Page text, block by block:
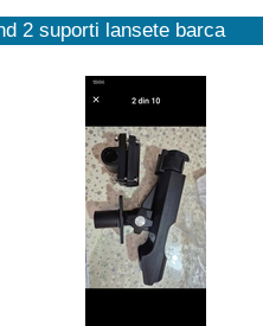
2 suporti lansete barca